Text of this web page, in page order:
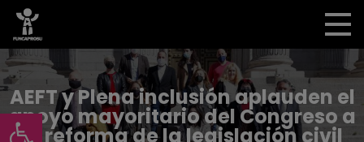
Abrir barra de herramientas
AEFT y Plena inclusión aplauden el
apoyo mayoritario del Congreso a
la reforma de la legislación civil